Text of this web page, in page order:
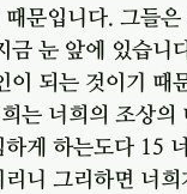
문입니다. 그들
눈 앞에 있습니
되는 것이기 때
는 너희의 조상의
게 하는도다 15
니 그리하면 너